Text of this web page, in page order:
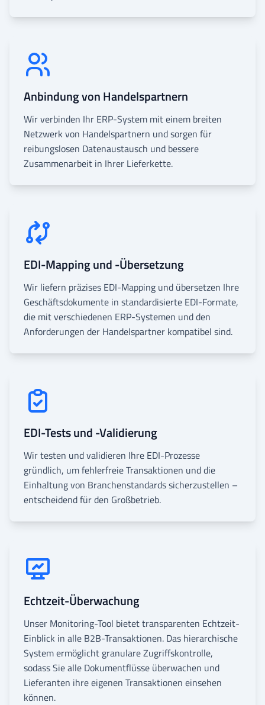
Anbindung von Handelspartnern
Wir verbinden Ihr ERP-System mit einem breiten
Netzwerk von Handelspartnern und sorgen für
reibungslosen Datenaustausch und bessere
Zusammenarbeit in Ihrer Lieferkette.
EDI-Mapping und -Übersetzung
Wir liefern präzises EDI-Mapping und übersetzen Ihre
Geschäftsdokumente in standardisierte EDI-Formate,
die mit verschiedenen ERP-Systemen und den
Anforderungen der Handelspartner kompatibel sind.
EDI-Tests und -Validierung
Wir testen und validieren Ihre EDI-Prozesse
gründlich, um fehlerfreie Transaktionen und die
Einhaltung von Branchenstandards sicherzustellen –
entscheidend für den Großbetrieb.
Echtzeit-Überwachung
Unser Monitoring-Tool bietet transparenten Echtzeit-
Einblick in alle B2B-Transaktionen. Das hierarchische
System ermöglicht granulare Zugriffskontrolle,
sodass Sie alle Dokumentflüsse überwachen und
Lieferanten ihre eigenen Transaktionen einsehen
können.